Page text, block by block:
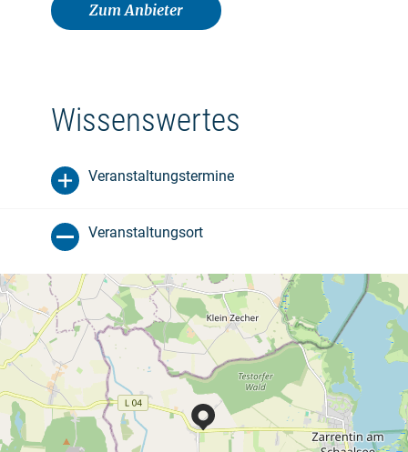
Zum Anbieter
Wissenswertes
Veranstaltungstermine
Veranstaltungsort